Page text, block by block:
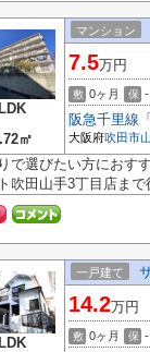
㎡
マンション
7.5万円
敷 0ヶ月 保 -
阪急千里線
大阪府吹田市
で選びたい方におす
吹田山手3丁目店ま
一戸建て
14.2万円
敷 0ヶ月 保 -